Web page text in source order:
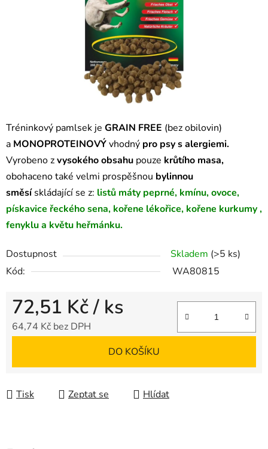
Tréninkový pamlsek je GRAIN FREE (bez obilovin)
a MONOPROTEINOVÝvhodný pro psy s alergiemi.
Vyrobeno zvysokého obsahu pouze krůtího masa,
obohaceno také velmi prospěšnou bylinnou
směsískládající se z: listů máty peprné, kmínu, ovoce,
pískavice řeckého sena, kořene lékořice, kořene kurkumy ,
fenyklu a květu heřmánku.
Dostupnost Skladem (>5 ks)
Kód:
WA80815
72,51 Kč/ ks
64,74 Kč bez DPH
DO KOŠÍKU
Tisk Zeptat se Hlídat